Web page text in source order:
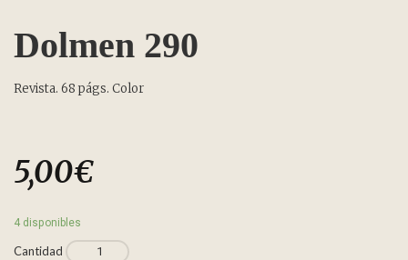
Dolmen 290
Revista. 68 págs. Color
5,00€
4 disponibles
Cantidad